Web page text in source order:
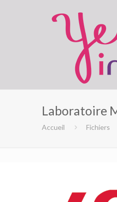
Laboratoire
Accueil Fichiers